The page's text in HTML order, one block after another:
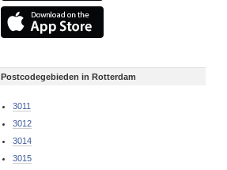
Postcodegebieden in Rotterdam
3011
3012
3014
3015